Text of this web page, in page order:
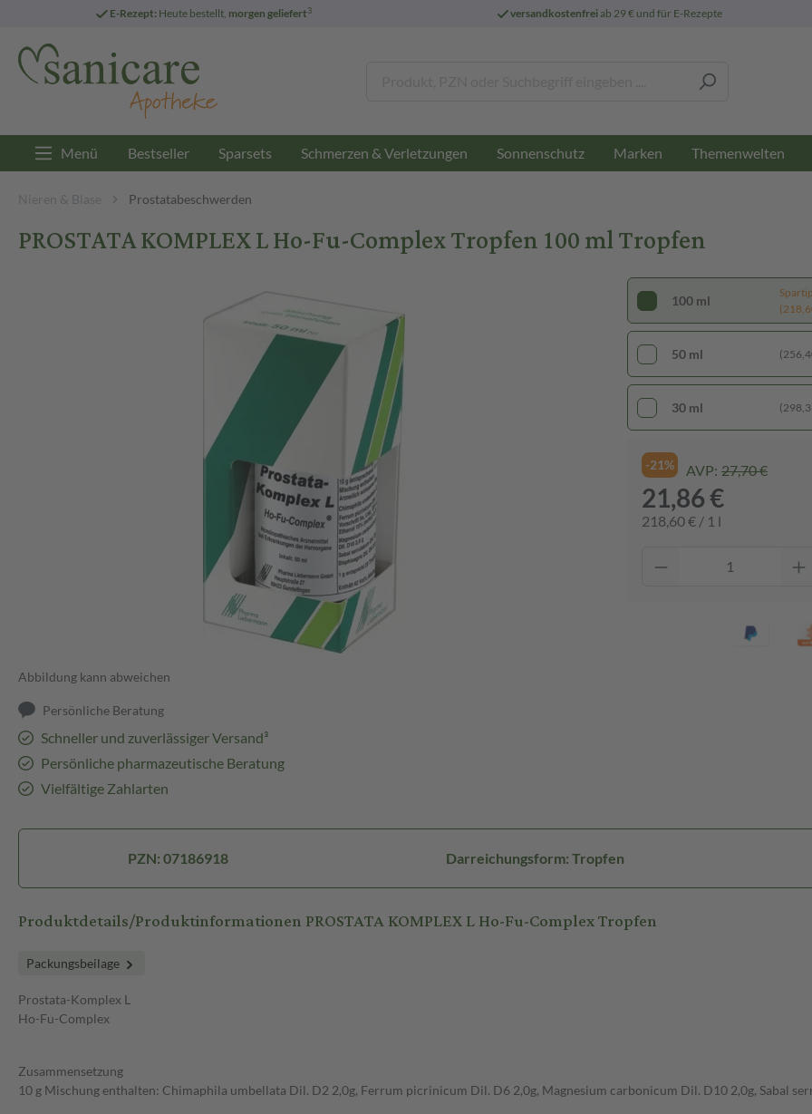
E-Rezept: Heute bestellt, morgen geliefert3 versandkostenfreiab 29 € und für E-Rezepte
Menü Bestseller Sparsets Schmerzen & Verletzungen Sonnenschutz Marken Themenwelten
Nieren & Blase Prostatabeschwerden
PROSTATA KOMPLEX L Ho-Fu-Complex Tropfen 100 ml Tropfen
Abbildung kann abweichen
Persönliche Beratung
Schneller und zuverlässiger Versand³
Persönliche pharmazeutische Beratung
Vielfältige Zahlarten
100 ml
50 ml
30 ml
-21% AVP: 27,70 €
21,86 €
218,60 € / 1 l
PZN: 07186918 Darreichungsform: Tropfen
Produktdetails/Produktinformationen PROSTATA KOMPLEX L Ho-Fu-Complex Tropfen
Packungsbeilage
Prostata-Komplex L
Ho-Fu-Complex
Zusammensetzung
10 g Mischung enthalten: Chimaphila umbellata Dil. D2 2,0g, Ferrum picrinicum Dil. D6 2,0g, Magnesium carbonicum Dil. D10 2,0g, Sabal